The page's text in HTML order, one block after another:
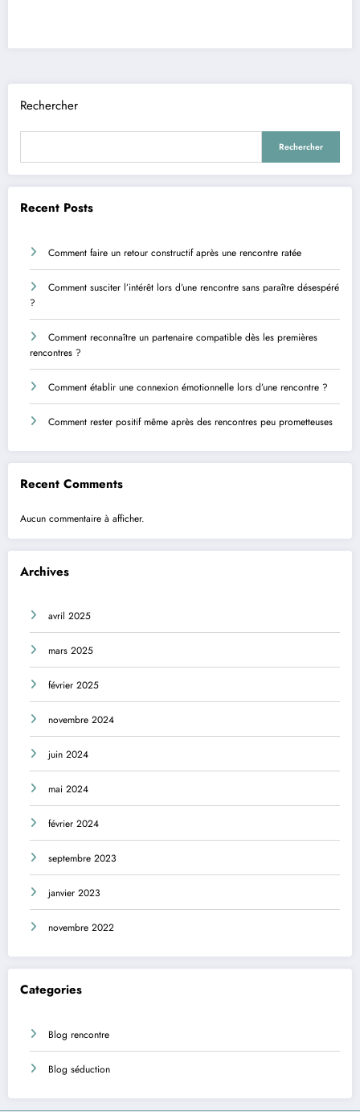
Rechercher
Rechercher
Recent Posts
Comment faire un retour constructif après une rencontre ratée
Comment susciter l’intérêt lors d’une rencontre sans paraître désespéré
?
Comment reconnaître un partenaire compatible dès les premières
rencontres ?
Comment établir une connexion émotionnelle lors d’une rencontre ?
Comment rester positif même après des rencontres peu prometteuses
Recent Comments
Aucun commentaire à afficher.
Archives
avril 2025
mars 2025
février 2025
novembre 2024
juin 2024
mai 2024
février 2024
septembre 2023
janvier 2023
novembre 2022
Categories
Blog rencontre
Blog séduction